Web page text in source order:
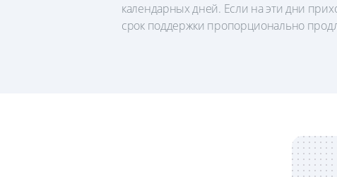
календарных дней. Если на эти дни
срок поддержки пропорционально